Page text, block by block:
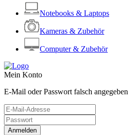
Notebooks & Laptops
Kameras & Zubehör
Computer & Zubehör
Mein Konto
E-Mail oder Passwort falsch angegeben